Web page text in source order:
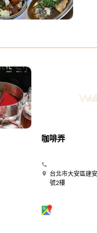
咖啡弄
台北市大安區建
號2樓